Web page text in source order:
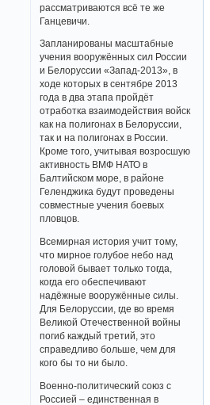
рассматриваются всё те же
Ганцевичи.
Запланированы масштабные
учения вооружённых сил России
и Белоруссии «Запад-2013», в
ходе которых в сентябре 2013
года в два этапа пройдёт
отработка взаимодействия войск
как на полигонах в Белоруссии,
так и на полигонах в России.
Кроме того, учитывая возросшую
активность ВМФ НАТО в
Балтийском море, в районе
Геленджика будут проведены
совместные учения боевых
пловцов.
Всемирная история учит тому,
что мирное голубое небо над
головой бывает только тогда,
когда его обеспечивают
надёжные вооружённые силы.
Для Белоруссии, где во время
Великой Отечественной войны
погиб каждый третий, это
справедливо больше, чем для
кого бы то ни было.
Военно-политический союз с
Россией – единственная в